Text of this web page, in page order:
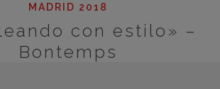
MADRID 2018
con estilo» –
Bontemps